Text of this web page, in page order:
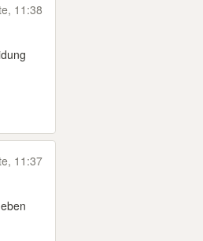
11:38
11:37